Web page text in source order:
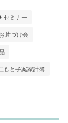
セミナー
片づけ会
もと子案家計簿